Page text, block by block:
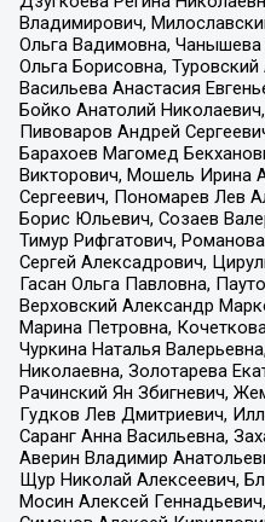
Владимирович,
Ольга Вадимовна,
Ольга Борисовна,
Васильева Анастасия
Бойко Анатолий
Пивоваров Андрей
Барахоев Магомед
Викторович, Мошель Ирина
Сергеевич, Пономарев Лев
Борис Юльевич, Созаев
Тимур Рифгатович,
Сергей Алексадрович,
Гасан Ольга Павловна,
Верховский Александр
Марина Петровна,
Чуркина Наталья
Николаевна, Золотарева
Рачинский Ян Збигневич,
Гудков Лев Дмитриевич,
Саранг Анна Васильевна,
Аверин Владимир
Щур Николай Алексеевич,
Мосин Алексей